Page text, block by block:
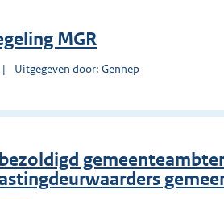
MGR
Uitgegeven door: Gennep